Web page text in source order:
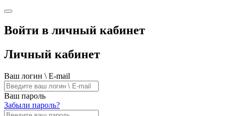
Войти в личный кабинет
Личный кабинет
Ваш логин \ E-mail
Ваш пароль
Забыли пароль?